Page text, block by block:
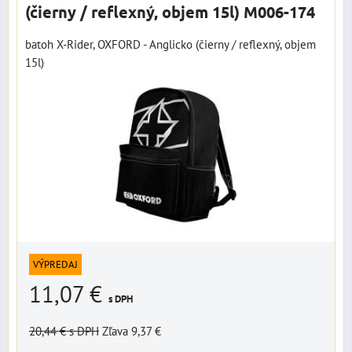
(čierny / reflexný, objem 15l) M006-174
batoh X-Rider, OXFORD - Anglicko (čierny / reflexný, objem
15l)
VÝPREDAJ
11,07 € s DPH
20,44 €s DPH Zľava 9,37 €